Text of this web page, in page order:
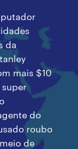
da
mais $10
super
do
roubo
de